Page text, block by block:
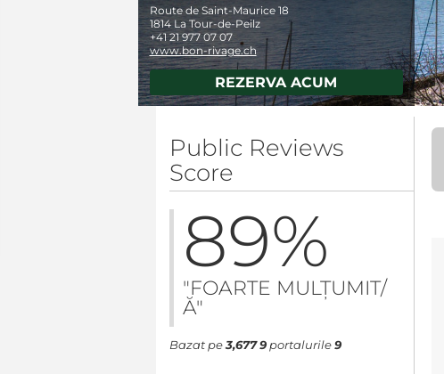
Route de Saint-Maurice 18
1814 La Tour-de-Peilz
+41 21 977 07 07
www.bon-rivage.ch
REZERVA ACUM
Public Reviews
Score
89%
"FOARTE MULȚUMIT/
Ă"
Bazat pe3,677 9portalurile9